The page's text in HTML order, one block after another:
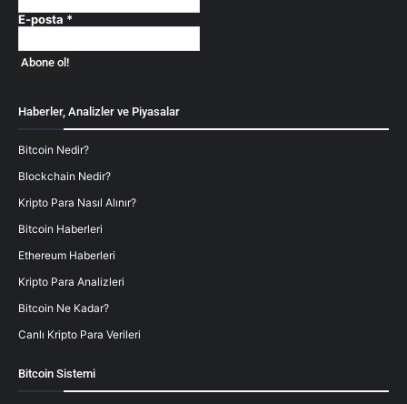
E-posta *
Haberler, Analizler ve Piyasalar
Bitcoin Nedir?
Blockchain Nedir?
Kripto Para Nasıl Alınır?
Bitcoin Haberleri
Ethereum Haberleri
Kripto Para Analizleri
Bitcoin Ne Kadar?
Canlı Kripto Para Verileri
Bitcoin Sistemi